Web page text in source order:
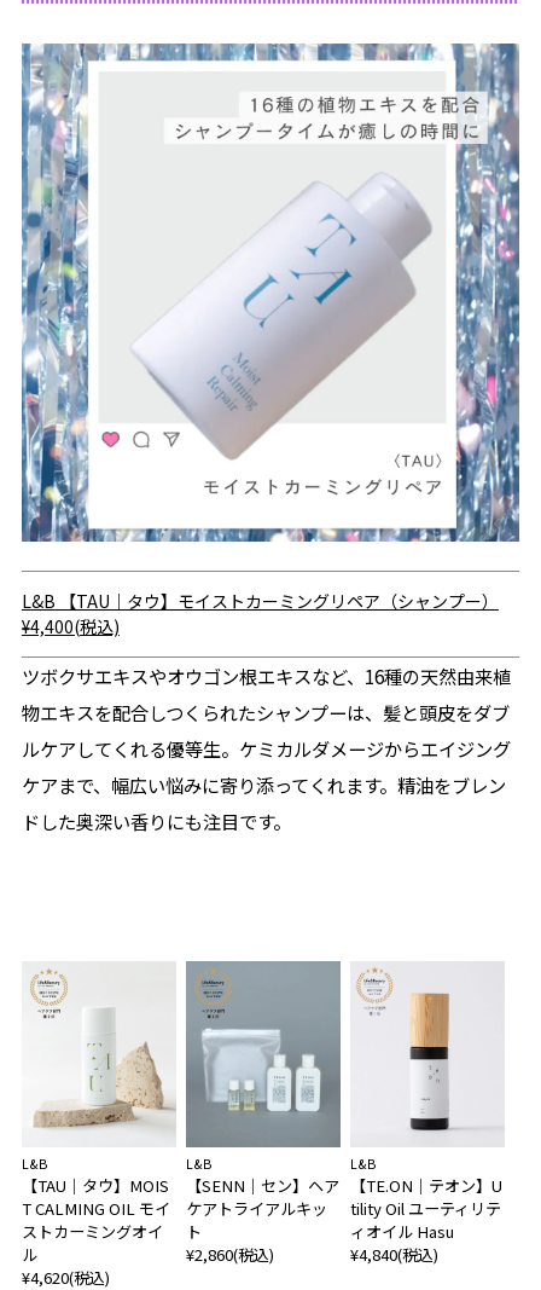
L&B
【TAU｜タウ】モイストカーミングリペア（シャンプー）
¥4,400(税込)
ツボクサエキスやオウゴン根エキスなど、16種の天然由来植
物エキスを配合しつくられたシャンプーは、髪と頭皮をダブ
ルケアしてくれる優等生。ケミカルダメージからエイジング
ケアまで、幅広い悩みに寄り添ってくれます。精油をブレン
ドした奥深い香りにも注目です。
L&B
【TAU｜タウ】MOIS
T CALMING OIL モイ
ストカーミングオイ
ル
¥4,620(税込)
L&B
【SENN｜セン】ヘア
ケアトライアルキッ
ト
¥2,860(税込)
L&B
【TE.ON｜テオン】U
tility Oil ユーティリテ
ィオイル Hasu
¥4,840(税込)